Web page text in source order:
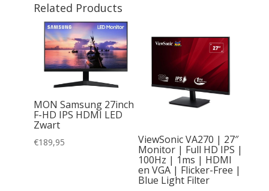
Related Products
MON Samsung 27inch
F-HD IPS HDMI LED
Zwart
€189,95 ViewSonic VA270 | 27″
Monitor | Full HD IPS |
100Hz | 1ms | HDMI
en VGA | Flicker-Free |
Blue Light Filter